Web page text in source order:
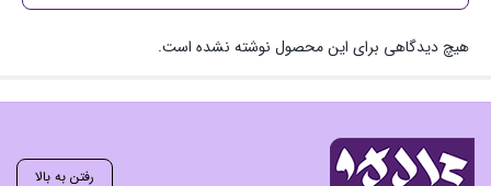
هیچ دیدگاهی برای این محصول نوشته نشده است.
رفتن به بالا